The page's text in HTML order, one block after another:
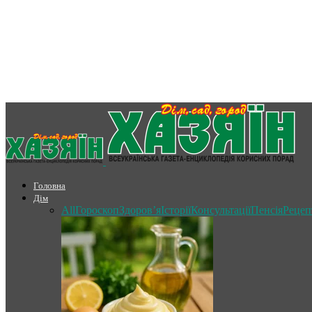
Головна
Дім
AllГороскопЗдоров’яІсторіїКонсультаціїПенсія